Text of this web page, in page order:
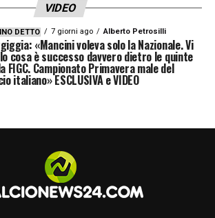
VIDEO
DETTO 7 giorni ago Alberto Petrosilli
«Mancini voleva solo la Nazionale. Vi
cosa è successo davvero dietro le quinte
FIGC. Campionato Primavera male del
italiano» ESCLUSIVA e VIDEO